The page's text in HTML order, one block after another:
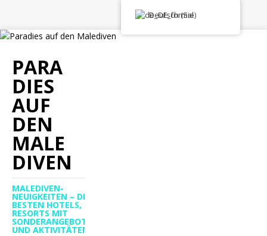
PARA
DIES
AUF
DEN
MALE
DIVEN
MALEDIVEN-
NEUIGKEITEN – DIE
BESTEN HOTELS,
RESORTS MIT
SONDERANGEBOTEN
UND AKTIVITÄTEN
Deutsch (Sie)